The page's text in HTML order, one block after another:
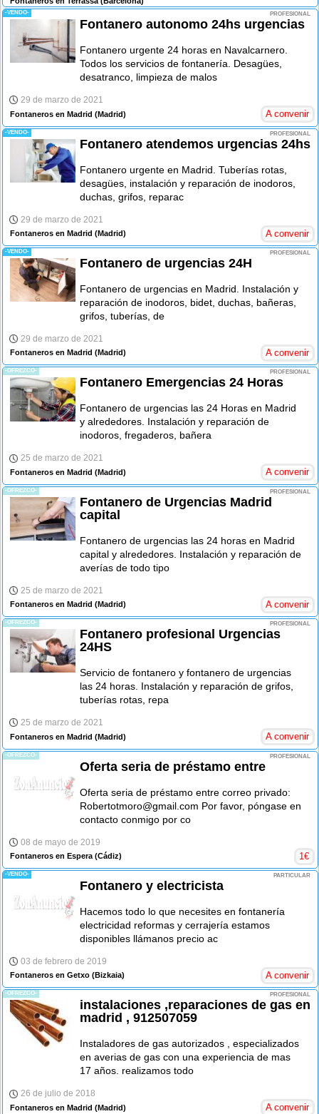
-VENDO- PROFESIONAL
Fontanero autonomo 24hs urgencias
Fontanero urgente 24 horas en Navalcarnero.
Todos los servicios de fontanería. Desagües,
desatranco, limpieza de malos
29 de marzo de 2021
Fontaneros en Madrid (Madrid) A convenir
-VENDO- PROFESIONAL
Fontanero atendemos urgencias 24hs
Fontanero urgente en Madrid. Tuberías rotas,
desagües, instalación y reparación de inodoros,
duchas, grifos, reparac
29 de marzo de 2021
Fontaneros en Madrid (Madrid) A convenir
-VENDO- PROFESIONAL
Fontanero de urgencias 24H
Fontanero de urgencias en Madrid. Instalación y
reparación de inodoros, bidet, duchas, bañeras,
grifos, tuberías, de
29 de marzo de 2021
Fontaneros en Madrid (Madrid) A convenir
-OFREZCO- PROFESIONAL
Fontanero Emergencias 24 Horas
Fontanero de urgencias las 24 Horas en Madrid
y alrededores. Instalación y reparación de
inodoros, fregaderos, bañera
25 de marzo de 2021
Fontaneros en Madrid (Madrid) A convenir
-OFREZCO- PROFESIONAL
Fontanero de Urgencias Madrid
capital
Fontanero de urgencias las 24 horas en Madrid
capital y alrededores. Instalación y reparación de
averías de todo tipo
25 de marzo de 2021
Fontaneros en Madrid (Madrid) A convenir
-OFREZCO- PROFESIONAL
Fontanero profesional Urgencias
24HS
Servicio de fontanero y fontanero de urgencias
las 24 horas. Instalación y reparación de grifos,
tuberías rotas, repa
25 de marzo de 2021
Fontaneros en Madrid (Madrid) A convenir
-OFREZCO- PROFESIONAL
Oferta seria de préstamo entre
Oferta seria de préstamo entre correo privado:
Robertotmoro@gmail.com Por favor, póngase en
contacto conmigo por co
08 de mayo de 2019
Fontaneros en Espera (Cádiz) 1€
-VENDO- PARTICULAR
Fontanero y electricista
Hacemos todo lo que necesites en fontanería
electricidad reformas y cerrajería estamos
disponibles llámanos precio ac
03 de febrero de 2019
Fontaneros en Getxo (Bizkaia) A convenir
-OFREZCO- PROFESIONAL
instalaciones ,reparaciones de gas en
madrid , 912507059
Instaladores de gas autorizados , especializados
en averias de gas con una experiencia de mas
17 años. realizamos todo
26 de julio de 2018
Fontaneros en Madrid (Madrid) A convenir